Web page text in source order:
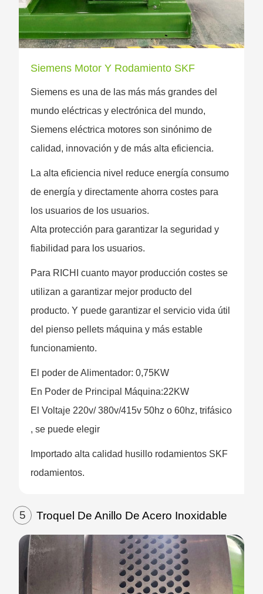
Siemens Motor Y Rodamiento SKF
Siemens es una de las más más grandes del
mundo eléctricas y electrónica del mundo,
Siemens eléctrica motores son sinónimo de
calidad, innovación y de más alta eficiencia.
La alta eficiencia nivel reduce energía consumo
de energía y directamente ahorra costes para
los usuarios de los usuarios.
Alta protección para garantizar la seguridad y
fiabilidad para los usuarios.
Para RICHI cuanto mayor producción costes se
utilizan a garantizar mejor producto del
producto. Y puede garantizar el servicio vida útil
del pienso pellets máquina y más estable
funcionamiento.
El poder de Alimentador: 0,75KW
En Poder de Principal Máquina:22KW
El Voltaje 220v/ 380v/415v 50hz o 60hz, trifásico
, se puede elegir
Importado alta calidad husillo rodamientos SKF
rodamientos.
Troquel De Anillo De Acero Inoxidable
5